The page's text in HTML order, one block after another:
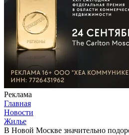
Реклама
Главная
Новости
Жилье
В Новой Москве значительно